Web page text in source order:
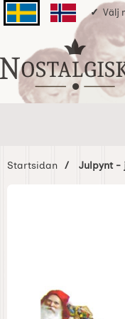
Svenska sidanNorska sidan
Välj
Startsidan Julpynt -